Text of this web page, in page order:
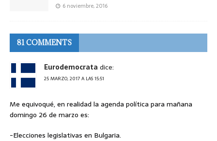
6 noviembre, 2016
81 COMMENTS
Eurodemocrata dice:
25 MARZO, 2017 A LAS 15:51
Me equivoqué, en realidad la agenda política para mañana
domingo 26 de marzo es:
-Elecciones legislativas en Bulgaria.